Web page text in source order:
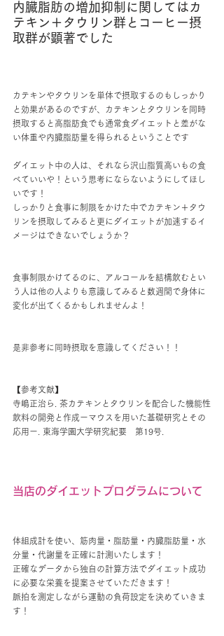
内臓脂肪の増加抑制に関してはカ
テキン＋タウリン群とコーヒー摂
取群が顕著でした
カテキンやタウリンを単体で摂取するのもしっかり
と効果があるのですが、カテキンとタウリンを同時
摂取すると高脂肪食でも通常食ダイエットと差がな
い体重や内臓脂肪量を得られるということです
ダイエット中の人は、それなら沢山脂質高いもの食
べていいや！という思考にならないようにしてほし
いです！
しっかりと食事に制限をかけた中でカテキン＋タウ
リンを摂取してみると更にダイエットが加速するイ
メージはできないでしょうか？
食事制限かけてるのに、アルコールを結構飲むとい
う人は他の人よりも意識してみると数週間で身体に
変化が出てくるかもしれませんよ！
是非参考に同時摂取を意識してください！！
【参考文献】
寺嶋正治ら. 茶カテキンとタウリンを配合した機能性
飲料の開発と作成ーマウスを用いた基礎研究とその
応用ー. 東海学園大学研究紀要　第19号.
当店のダイエットプログラムについて
体組成計を使い、筋肉量・脂肪量・内臓脂肪量・水
分量・代謝量を正確に計測いたします！
正確なデータから独自の計算方法でダイエット成功
に必要な栄養を提案させていただきます！
脈拍を測定しながら運動の負荷設定を決めていきま
す！